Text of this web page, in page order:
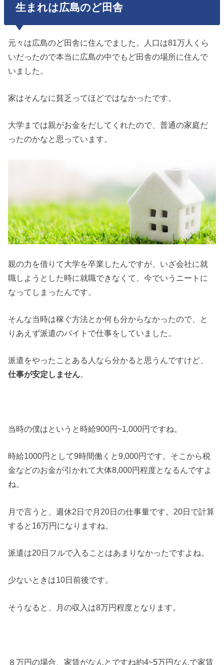
生まれは広島のど田舎
元々は広島のど田舎に住んでました。人口は81万人くら
いだったので本当に広島の中でもど田舎の場所に住んで
いました。
家はそんなに貧乏ってほどではなかったです。
大学までは親がお金をだしてくれたので、普通の家庭だ
ったのかなと思っています。
親の力を借りて大学を卒業したんですが、いざ会社に就
職しようとした時に就職できなくて、今でいうニートに
なってしまったんです。
そんな当時は稼ぐ方法とか何も分からなかったので、と
りあえず派遣のバイトで仕事をしていました。
派遣をやったことある人なら分かると思うんですけど、
仕事が安定しません。
当時の僕はというと時給900円~1,000円ですね。
時給1000円として9時間働くと9,000円です。そこから税
金などのお金が引かれて大体8,000円程度となるんですよ
ね。
月で言うと、週休2日で月20日の仕事量です。20日で計算
すると16万円になりますね。
派遣は20日フルで入ることはあまりなかったですよね。
少ないときは10日前後です。
そうなると、月の収入は8万円程度となります。
８万円の場合、家賃がなんとですね約4~5万円なんで家賃